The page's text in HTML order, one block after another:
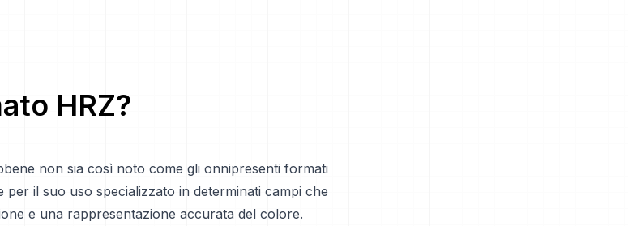
HRZ?
non sia così noto come gli onnipresenti formati
per il suo uso specializzato in determinati campi che
e una rappresentazione accurata del colore.